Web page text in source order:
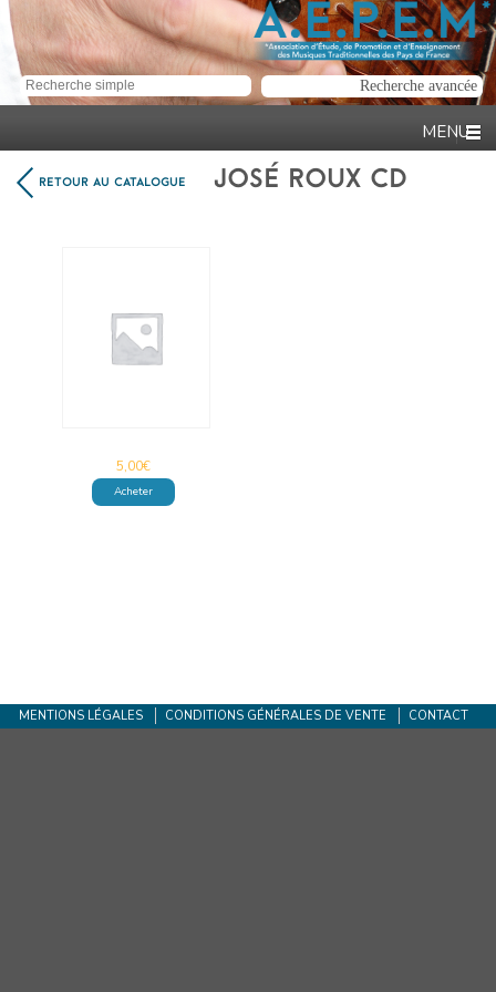
RETOUR AU CATALOGUE JOSÉ ROUX CD
5,00€
Acheter
MENTIONS LÉGALES CONDITIONS GÉNÉRALES DE VENTE CONTACT